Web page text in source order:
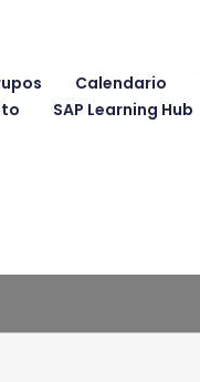
Calendario
SAP Learning Hub